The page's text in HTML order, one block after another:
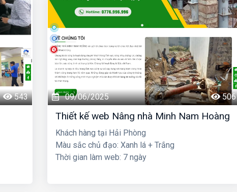
543 09/06/2025 506
Thiết kế web Nâng nhà Minh Nam Hoàng
Khách hàng tại Hải Phòng
Màu sắc chủ đạo: Xanh lá + Trắng
Thời gian làm web: 7 ngày